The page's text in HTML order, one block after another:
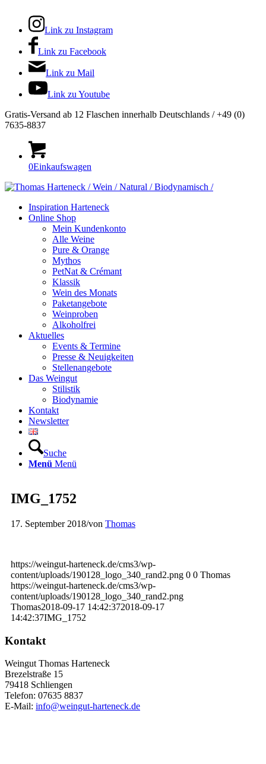
Link zu Instagram
Link zu Facebook
Link zu Mail
Link zu Youtube
Gratis-Versand ab 12 Flaschen innerhalb Deutschlands / +49 (0)
7635-8837
0Einkaufswagen
Inspiration Harteneck
Online Shop
Mein Kundenkonto
Alle Weine
Pure & Orange
Mythos
PetNat & Crémant
Klassik
Wein des Monats
Paketangebote
Weinproben
Alkoholfrei
Aktuelles
Events & Termine
Presse & Neuigkeiten
Stellenangebote
Das Weingut
Stilistik
Biodynamie
Kontakt
Newsletter
Suche
Menü Menü
IMG_1752
17. September 2018/von Thomas
https://weingut-harteneck.de/cms3/wp-
content/uploads/190128_logo_340_rand2.png 0 0 Thomas
https://weingut-harteneck.de/cms3/wp-
content/uploads/190128_logo_340_rand2.png
Thomas2018-09-17 14:42:372018-09-17
14:42:37IMG_1752
Kontakt
Weingut Thomas Harteneck
Brezelstraße 15
79418 Schliengen
Telefon: 07635 8837
E-Mail: info@weingut-harteneck.de